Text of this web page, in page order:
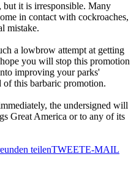
it is irresponsible. Many
in contact with cockroaches,
mistake.
a lowbrow attempt at getting
you will stop this promotion
improving your parks'
of this barbaric promotion.
the undersigned will
Great America or to any of its
teilenTWEETE-MAIL